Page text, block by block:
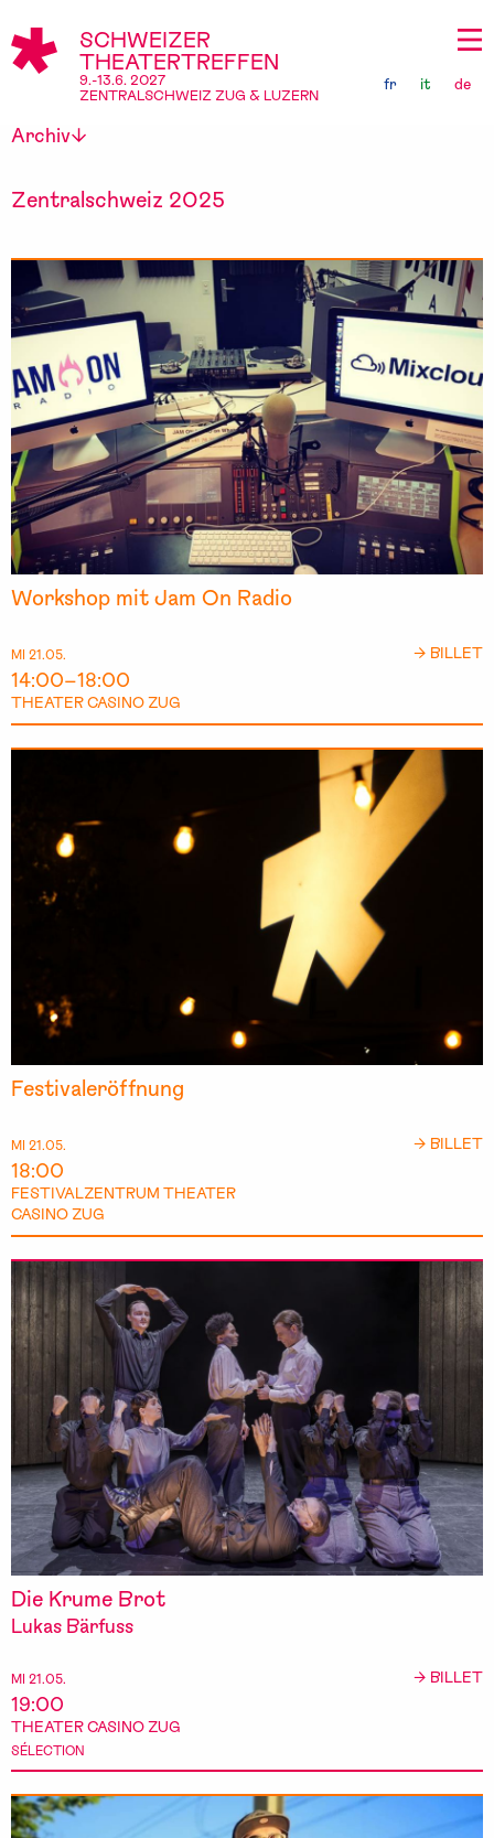
SCHWEIZER
THEATERTREFFEN
9.-13.6. 2027
ZENTRALSCHWEIZ ZUG & LUZERN
fr it de
Archiv
Zentralschweiz 2025
MI 21.05.
14:00–18:00
THEATER CASINO ZUG
Workshop mit Jam On Radio
→ BILLET
MI 21.05.
18:00
FESTIVALZENTRUM THEATER
CASINO ZUG
Festivaleröffnung
→ BILLET
MI 21.05.
19:00
THEATER CASINO ZUG
SÉLECTION
Die Krume Brot
Lukas Bärfuss
→ BILLET